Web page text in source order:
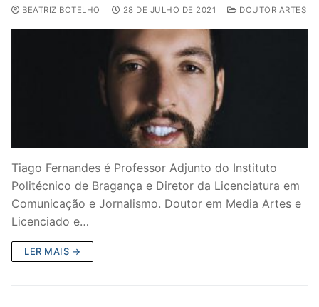
BEATRIZ BOTELHO 28 DE JULHO DE 2021 DOUTOR ARTES
Tiago Fernandes é Professor Adjunto do Instituto
Politécnico de Bragança e Diretor da Licenciatura em
Comunicação e Jornalismo. Doutor em Media Artes e
Licenciado e…
LER MAIS →